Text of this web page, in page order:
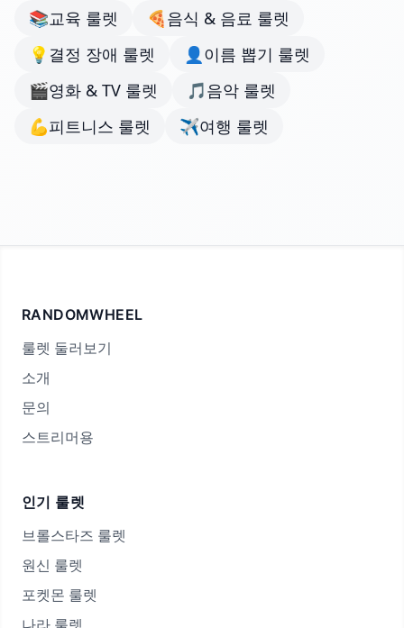
📚교육 룰렛 🍕음식 & 음료 룰렛
💡 결정 장애 룰렛 👤 이름 뽑기 룰렛
🎬영화 & TV 룰렛 🎵음악 룰렛
💪피트니스 룰렛 ✈️여행 룰렛
RANDOMWHEEL
룰렛 둘러보기
소개
문의
스트리머용
인기 룰렛
브롤스타즈 룰렛
원신 룰렛
포켓몬 룰렛